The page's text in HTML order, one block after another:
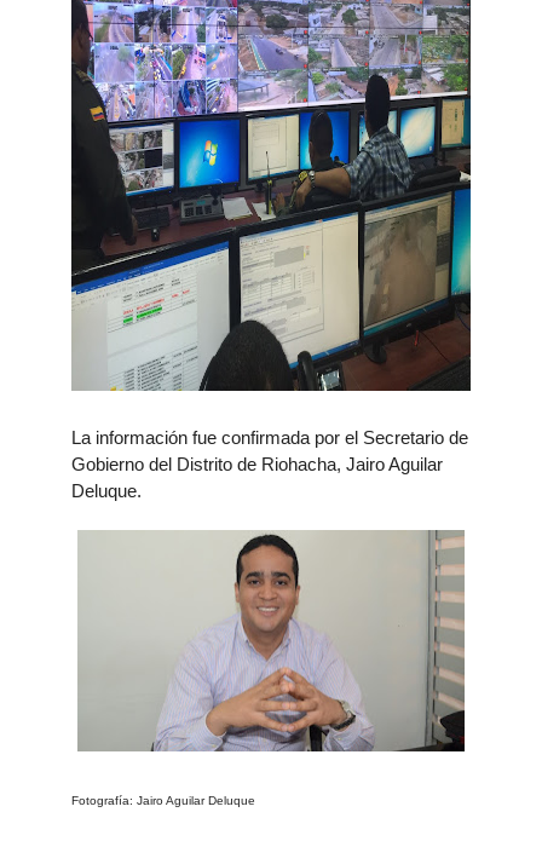
La información fue confirmada por el Secretario de
Gobierno del Distrito de Riohacha, Jairo Aguilar
Deluque.
Fotografía: Jairo Aguilar Deluque